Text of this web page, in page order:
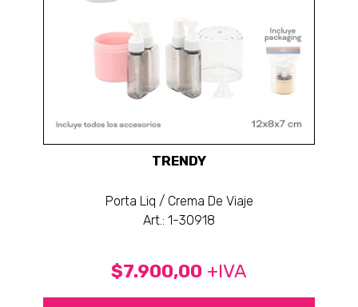
TRENDY
Porta Liq / Crema De Viaje
Art.: 1-30918
$7.900,00 +IVA